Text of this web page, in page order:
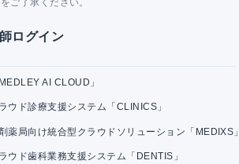
ご了承ください。
ログイン
MEDLEY AI CLOUD」
ウド診療支援システム「CLINICS」
薬局向け統合型クラウドソリューション「MEDIXS」
ウド歯科業務支援システム「DENTIS」